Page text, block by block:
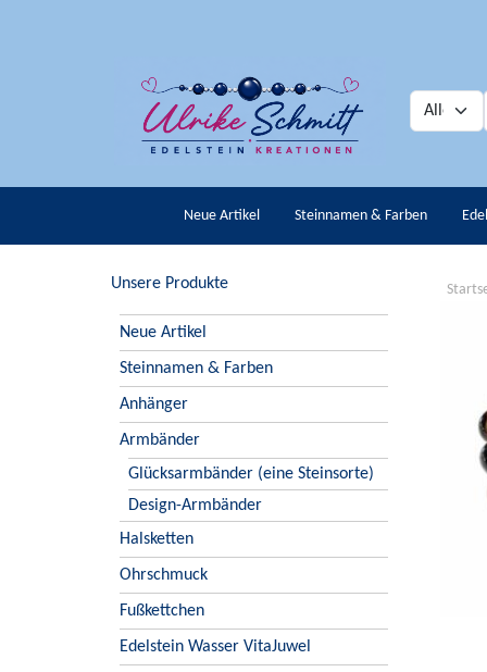
Neue Artikel Steinnamen & Farben
Unsere Produkte
Neue Artikel
Steinnamen & Farben
Anhänger
Armbänder
Glücksarmbänder (eine Steinsorte)
Design-Armbänder
Halsketten
Ohrschmuck
Fußkettchen
Edelstein Wasser VitaJuwel